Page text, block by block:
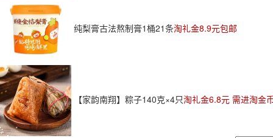
纯梨膏古法熬制膏1桶21条淘礼金8.9元包邮
【家韵南翔】粽子140克×4只淘礼金6.8元 需进淘金